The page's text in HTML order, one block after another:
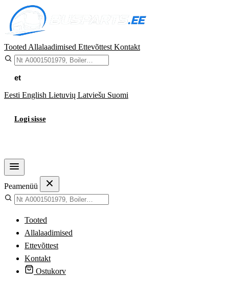
Tooted Allalaadimised Ettevõttest Kontakt
et
Eesti English Lietuvių Latviešu Suomi
Logi sisse
Peamenüü
Tooted
Allalaadimised
Ettevõttest
Kontakt
Ostukorv